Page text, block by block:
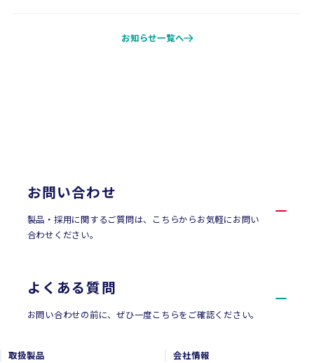
お知らせ一覧へ
お問い合わせ
製品・採用に関するご質問は、こちらからお気軽にお問い
合わせください。
よくある質問
お問い合わせの前に、ぜひ一度こちらをご確認ください。
取扱製品
会社情報